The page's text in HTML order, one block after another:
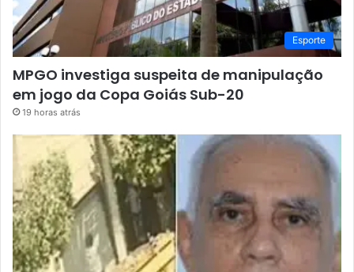
Esporte
MPGO investiga suspeita de manipulação
em jogo da Copa Goiás Sub-20
19 horas atrás